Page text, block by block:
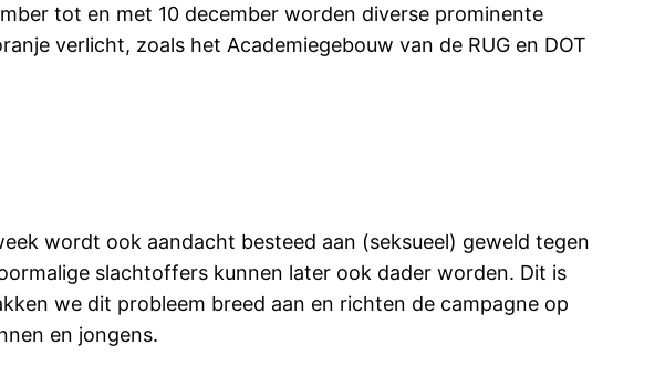
tot en met 10 december worden diverse prominente
verlicht, zoals het Academiegebouw van de RUG en DOT
wordt ook aandacht besteed aan (seksueel) geweld tegen
slachtoffers kunnen later ook dader worden. Dit is
we dit probleem breed aan en richten de campagne op
en jongens.